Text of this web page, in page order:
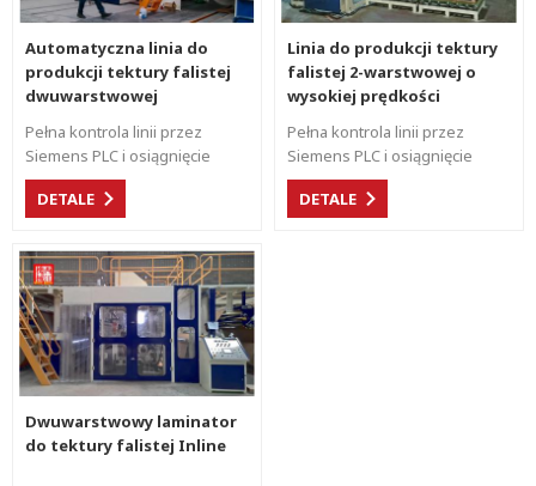
Automatyczna linia do
produkcji tektury falistej
dwuwarstwowej
Pełna kontrola linii przez
Siemens PLC i osiągnięcie
kontroli synchronicznej.
Elastyczna produkcja z dużą
kształtów fletów.
DETALE
Linia do produkcji tektury
falistej 2-warstwowej o
wysokiej prędkości
Pełna kontrola linii przez
Siemens PLC i osiągnięcie
kontroli synchronicznej.
Elastyczna produkcja z dużą
DETALE
Dwuwarstwowy laminator
do tektury falistej Inline